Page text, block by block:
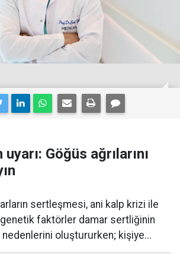
uyarı: Göğüs ağrılarını
sertleşmesi, ani kalp krizi ile
faktörler damar sertliğinin
oluştururken; kişiye...